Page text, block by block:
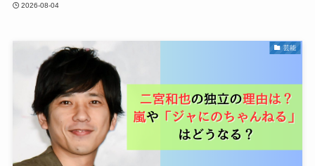
2026-08-04
芸能